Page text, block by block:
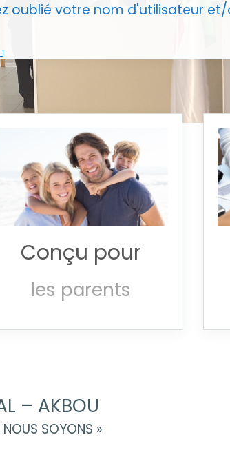
oublié votre nom d'utilisateur
Conçu pour
les parents
– AKBOU
NOUS SOYONS »